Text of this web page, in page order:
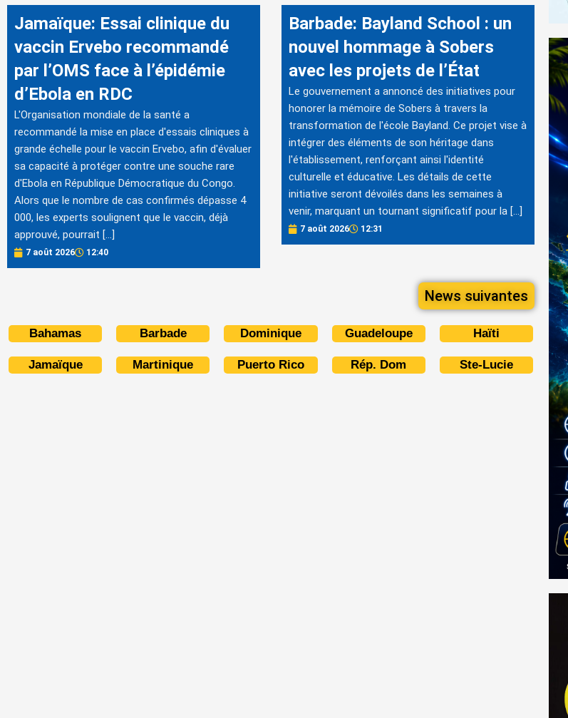
Jamaïque: Essai clinique du
vaccin Ervebo recommandé
par l’OMS face à l’épidémie
d’Ebola en RDC
L'Organisation mondiale de la santé a
recommandé la mise en place d'essais cliniques à
grande échelle pour le vaccin Ervebo, afin d'évaluer
sa capacité à protéger contre une souche rare
d'Ebola en République Démocratique du Congo.
Alors que le nombre de cas confirmés dépasse 4
000, les experts soulignent que le vaccin, déjà
approuvé, pourrait […]
7 août 2026 12:40
Barbade: Bayland School : un
nouvel hommage à Sobers
avec les projets de l’État
Le gouvernement a annoncé des initiatives pour
honorer la mémoire de Sobers à travers la
transformation de l'école Bayland. Ce projet vise à
intégrer des éléments de son héritage dans
l'établissement, renforçant ainsi l'identité
culturelle et éducative. Les détails de cette
initiative seront dévoilés dans les semaines à
venir, marquant un tournant significatif pour la […]
7 août 2026 12:31
News suivantes
Bahamas Barbade Dominique Guadeloupe Haïti
Jamaïque Martinique Puerto Rico Rép. Dom Ste-Lucie